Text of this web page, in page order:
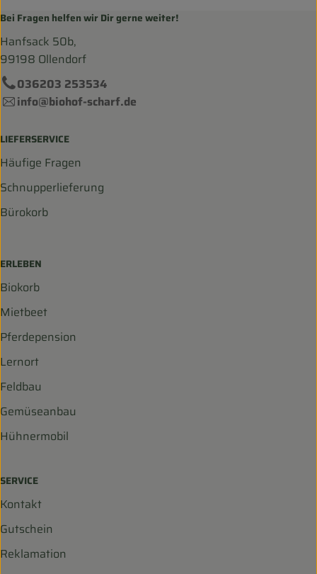
Bei Fragen helfen wir Dir gerne weiter!
Hanfsack 50b,
99198 Ollendorf
036203 253534
info@biohof-scharf.de
LIEFERSERVICE
Häufige Fragen
Schnupperlieferung
Bürokorb
ERLEBEN
Biokorb
Mietbeet
Pferdepension
Lernort
Feldbau
Gemüseanbau
Hühnermobil
SERVICE
Kontakt
Gutschein
Reklamation